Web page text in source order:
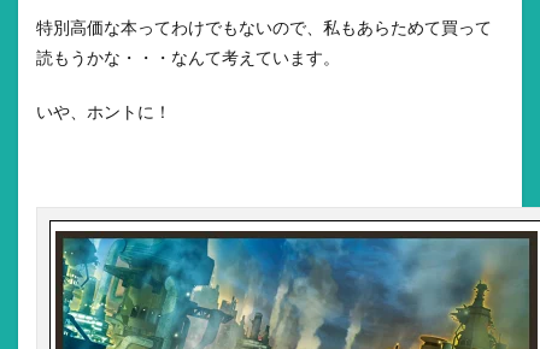
特別高価な本ってわけでもないので、私もあらためて買って
読もうかな・・・なんて考えています。
いや、ホントに！